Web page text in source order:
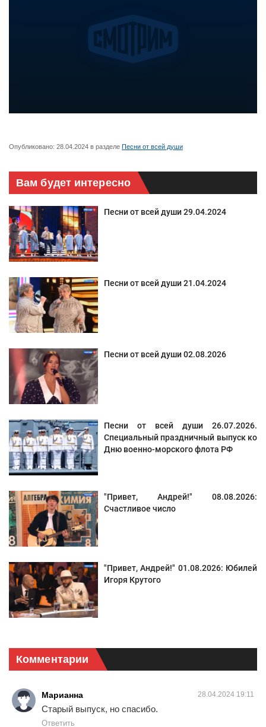
Опубликовано: 28.04.2024 в разделе Песни от всей души
Вам будет интересно
Песни от всей души 29.04.2024
Песни от всей души 21.04.2024
Песни от всей души 02.08.2026
Песни от всей души 26.07.2026.
Специальный праздничный выпуск ко
Дню военно-морского флота РФ
"Привет, Андрей!" 08.08.2026:
Счастливое число
"Привет, Андрей!" 01.08.2026: Юбилей
Игоря Крутого
Комментарии
Марианна 28.04.2024 19:11
Старый выпуск, но спасибо.
Ответить